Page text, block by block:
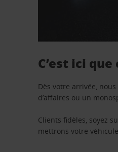
C’est ici
Dès votre arrivée,
d’affaires ou un
Clients fidèles, soyez
mettrons votre